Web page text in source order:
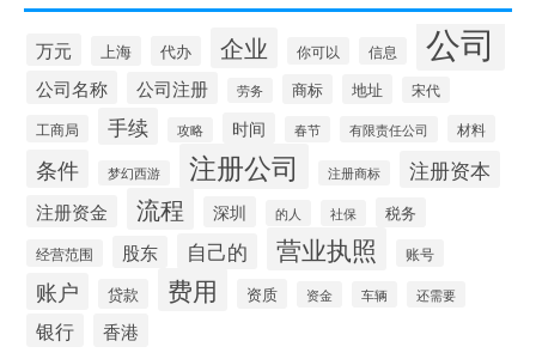
万元 上海 代办 企业 你可以 信息 公司
公司名称 公司注册 劳务 商标 地址 宋代
工商局 手续 攻略 时间 春节 有限责任公司 材料
条件 梦幻西游 注册公司 注册商标 注册资本
注册资金 流程 深圳 的人 社保 税务
经营范围 股东 自己的 营业执照 账号
账户 贷款 费用 资质 资金 车辆 还需要
银行 香港